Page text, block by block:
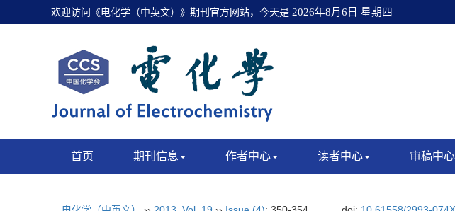
欢迎访问《电化学（中英文）》期刊官方网站，今天是 2026年8月6日 星期四
首页 期刊信息 作者中心 读者中心 审稿中心